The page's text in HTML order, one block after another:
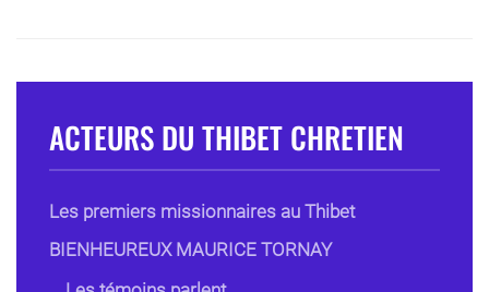
ACTEURS DU THIBET CHRETIEN
Les premiers missionnaires au Thibet
BIENHEUREUX MAURICE TORNAY